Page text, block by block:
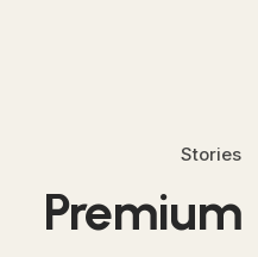
Stories
Premium